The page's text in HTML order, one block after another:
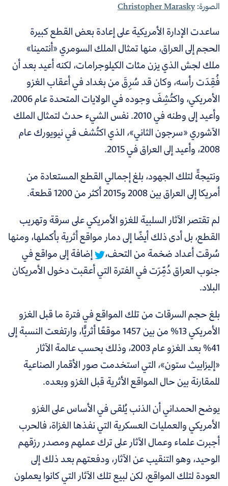
الصورة:Christopher Marasky
ساعدت الإدارة الأمريكية على إعادة بعض القطع كبيرة
الحجم إلى العراق، منها تمثال الملك السومري «أنتمينا»
ملك لجش الذي يزن مئات الكيلوجرامات، لكنه أعيد بعد أن
فُقِدَت رأسه، وكان قد سُرِقَ من بغداد في أعقاب الغزو
الأمريكي، واكتُشِفَ وجوده في الولايات المتحدة عام 2006،
وأعيد إلى وطنه في 2010.
نفس الشيء حدث لتمثال الملك
الآشوري «سرجون الثاني»، الذي اكتُشف في نيويورك عام
2008، وأعيد إلى العراق في 2015.
ونتيجةً لتلك الجهود، بلغ إجمالي القطع المستعادة من
أمريكا إلى العراق بين 2008 و2015 أكثر من 1200 قطعة.
لم تقتصر الآثار السلبية للغزو الأمريكي على سرقة وتهريب
القطع، بل أدى ذلك أيضًا إلى دمار مواقع أثرية بأكملها، ومنها
سُرقت أعداد ضخمة من التحف،
إضافة إلى مواقع في
جنوب العراق دُمِّرَت في الفترة التي أعقبت دخول الأمريكان
البلاد.
بلغ حجم السرقات من تلك المواقع في فترة ما قبل الغزو
الأمريكي 13% من بين 1457 موقعًا أثريًّا، وارتفعت النسبة إلى
41% بعد الغزو عام 2003، وذلك بحسب عالمة الآثار
«إليزابيث ستون»، التي استخدمت صور الأقمار الصناعية
للمقارنة بين حال المواقع الأثرية قبل الغزو وبعده.
يوضح الحمداني أن الذنب يُلقى في الأساس على الغزو
الأمريكي والعمليات العسكرية التي نفذها الغزاة، فالحرب
أجبرت علماء وعمال الآثار على ترك عملهم ومصدر رزقهم
الوحيد، وهو التنقيب عن الآثار، ودفعتهم بعد ذلك إلى
العودة لتلك المواقع، لكن لبيع تلك الآثار التي كانوا يعملون